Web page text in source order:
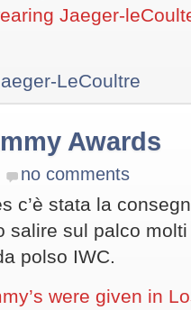
Jaeger-
LeCoultre
Awards
no comments
c’è stata la
salire sul palco
polso IWC.
were given in